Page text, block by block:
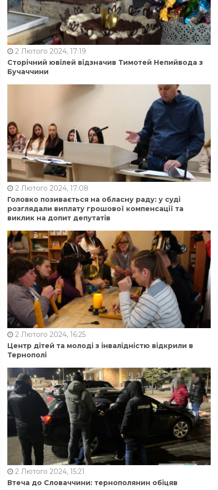
2 Лютого 2024, 17:19
Сторічний ювілей відзначив Тимотей Непийвода з
Бучаччини
2 Лютого 2024, 17:08
Головко позивається на обласну раду: у суді
розглядали виплату грошової компенсації та
виклик на допит депутатів
2 Лютого 2024, 16:25
Центр дітей та молоді з інвалідністю відкрили в
Тернополі
2 Лютого 2024, 15:21
Втеча до Словаччини: тернополянин обіцяв